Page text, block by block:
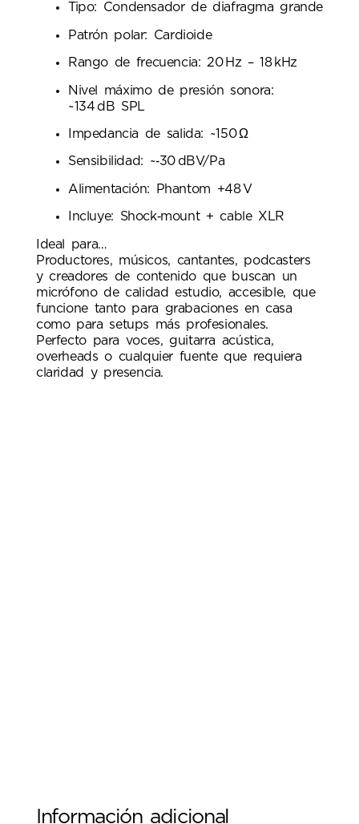
Tipo: Condensador de diafragma grande
Patrón polar: Cardioide
Rango de frecuencia: 20 Hz – 18 kHz
Nivel máximo de presión sonora:
~134 dB SPL
Impedancia de salida: ~150 Ω
Sensibilidad: ~‑30 dBV/Pa
Alimentación: Phantom +48 V
Incluye: Shock‑mount + cable XLR
Ideal para…
Productores, músicos, cantantes, podcasters
y creadores de contenido que buscan un
micrófono de calidad estudio, accesible, que
funcione tanto para grabaciones en casa
como para setups más profesionales.
Perfecto para voces, guitarra acústica,
overheads o cualquier fuente que requiera
claridad y presencia.
Información adicional